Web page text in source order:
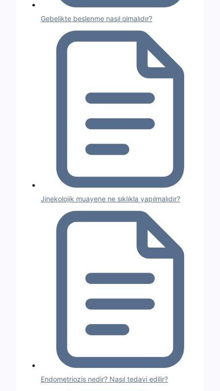
Gebelikte beslenme nasıl olmalıdır?
Jinekolojik muayene ne sıklıkla yapılmalıdır?
Endometriozis nedir? Nasıl tedavi edilir?